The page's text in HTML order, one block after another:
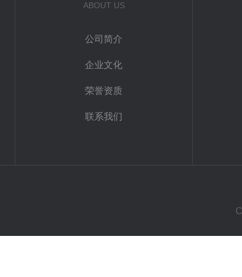
ABOUT US
公司简介
企业文化
荣誉资质
联系我们